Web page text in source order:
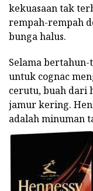
kekuasaan tak
rempah-rempah
bunga halus.
Selama
untuk cognac
cerutu, buah dari
jamur kering.
adalah minuman